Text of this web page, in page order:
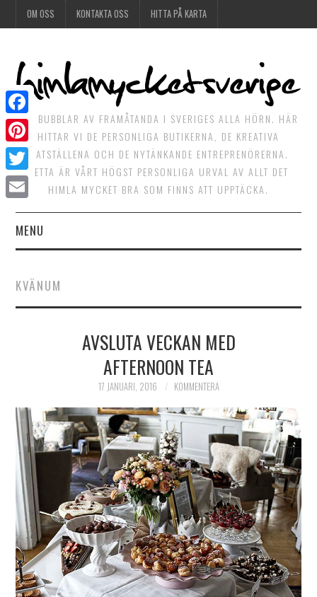
OM OSS KONTAKTA OSS HITTA PÅ KARTA
DET BUBBLAR AV FRAMÅTANDA I SVERIGES ALLA HÖRN. HÄR
HITTAR VI DE PERSONLIGA BUTIKERNA, DE KREATIVA
MATSTÄLLENA OCH DE NYTÄNKANDE ENTREPRENÖRERNA.
DETTA ÄR VÅRT HÖGST PERSONLIGA URVAL AV ALLT DET
HIMLA MYCKET BRA SOM FINNS ATT UPPTÄCKA.
MENU
HIMLAGRÖNT
HIMLAMYSIGT
VI MÖTER
VI SPANAR PÅ
KVÄNUM
AVSLUTA VECKAN MED
AFTERNOON TEA
17 JANUARI, 2016 KOMMENTERA
Facebook
Pinterest
Twitter
Email